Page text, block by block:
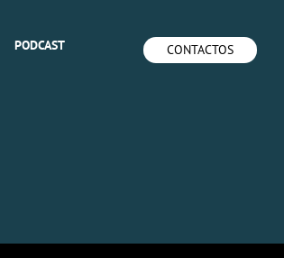
PODCAST CONTACTOS